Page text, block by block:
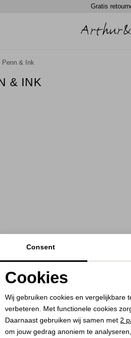
Gratis
Penn & Ink
& INK
Analytische cookies
Consent
Cookies
Wij gebruiken cookies en vergelijkbare
verbeteren. Met functionele cookies
Daarnaast gebruiken wij samen met 2
om jouw gedrag anoniem te